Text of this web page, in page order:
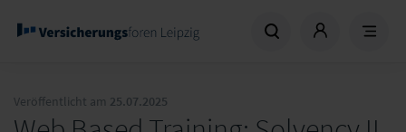
Veröffentlicht am 25.07.2025